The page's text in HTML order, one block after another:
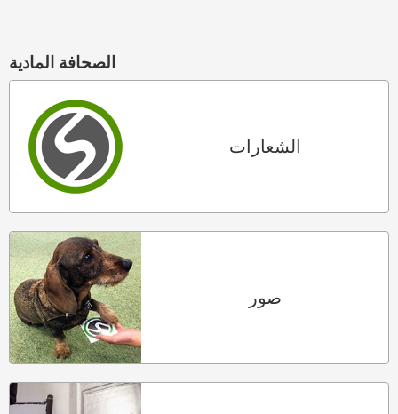
الصحافة المادية
الشعارات
صور